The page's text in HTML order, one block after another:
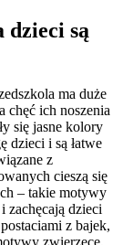
są
ma duże
chęć ich noszenia
się jasne kolory
dzieci i są łatwe
z
cieszą się
– takie motywy
zachęcają dzieci
z bajek,
zwierzęce,